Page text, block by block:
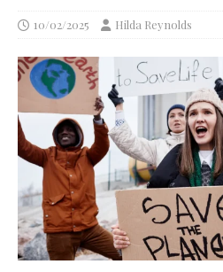
10/02/2025 Hilda Reynolds